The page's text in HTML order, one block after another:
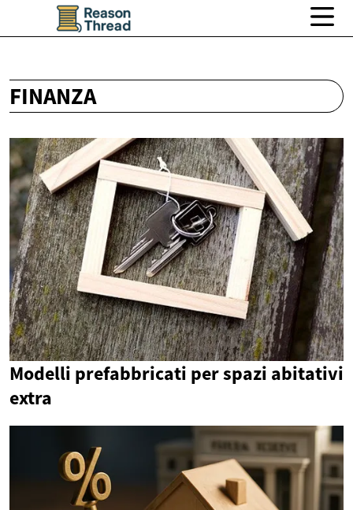
FINANZA
Modelli prefabbricati per spazi abitativi
extra